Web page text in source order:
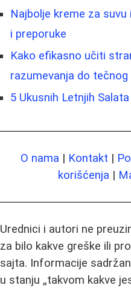
Najbolje kreme za
i preporuke
Kako efikasno učiti
razumevanja do tečnog
5 Ukusnih Letnjih
O nama | Kontakt |
korišćenja |
Urednici i autori ne
za bilo kakve greške ili
sajta. Informacije
u stanju „takvom kakve